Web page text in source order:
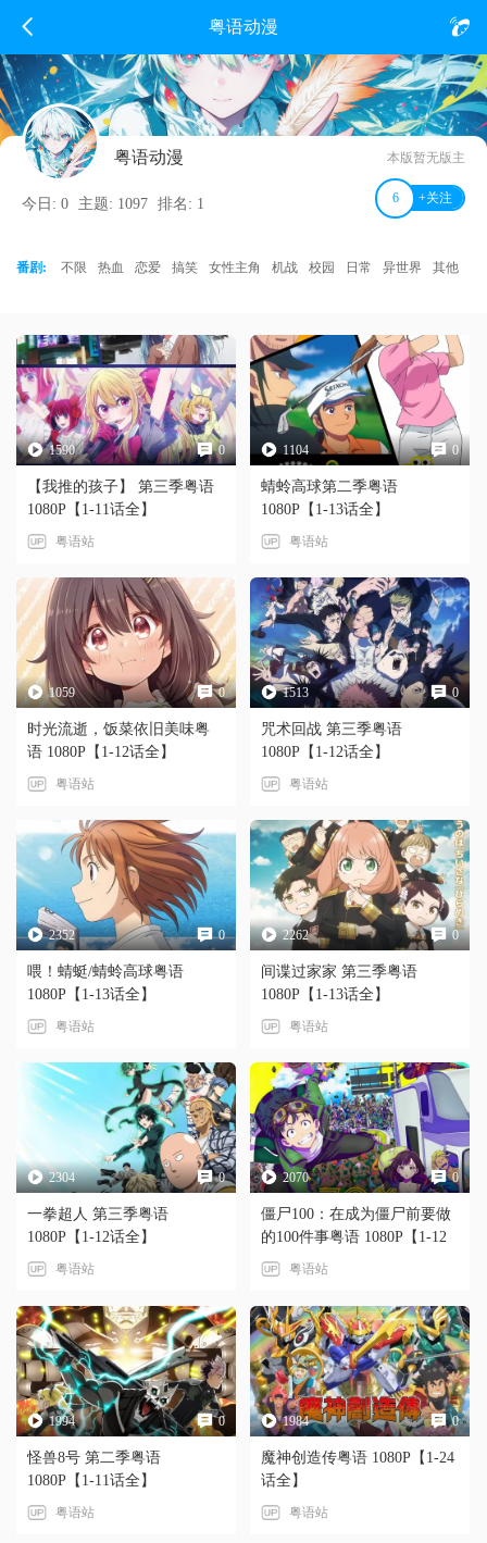
粤语动漫
粤语动漫 本版暂无版主
今日: 0 主题: 1097 排名: 1 6 +关注
番剧: 不限 热血 恋爱 搞笑 女性主角 机战 校园 日常 异世界 其他
1590 0
【我推的孩子】 第三季粤语
1080P【1-11话全】
粤语站
1104 0
蜻蛉高球第二季粤语
1080P【1-13话全】
粤语站
1059 0
时光流逝，饭菜依旧美味粤
语 1080P【1-12话全】
粤语站
1513 0
咒术回战 第三季粤语
1080P【1-12话全】
粤语站
2352 0
喂！蜻蜓/蜻蛉高球粤语
1080P【1-13话全】
粤语站
2262 0
间谍过家家 第三季粤语
1080P【1-13话全】
粤语站
2304 0
一拳超人 第三季粤语
1080P【1-12话全】
粤语站
2070 0
僵尸100：在成为僵尸前要做
的100件事粤语 1080P【1-12
话全】麻生羽呂担任原作、
《僵尸百分百》宣布电视动
画化，主要制作人员及主演
声优：梅田修一朗，该作由
BUG FILMS 负责制作（《古
见同学有交流障碍症》《夏
日重现》制作协力），川越
任系列构成，将在 2023 年 7
月开播！
粤语站
1994 0
怪兽8号 第二季粤语
1080P【1-11话全】
粤语站
1984 0
魔神创造传粤语 1080P【1-24
话全】
粤语站